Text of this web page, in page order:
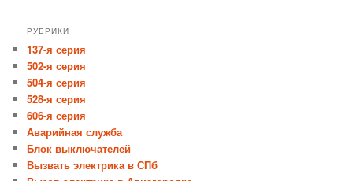
РУБРИКИ
137-я серия
502-я серия
504-я серия
528-я серия
606-я серия
Аварийная служба
Блок выключателей
Вызвать электрика в СПб